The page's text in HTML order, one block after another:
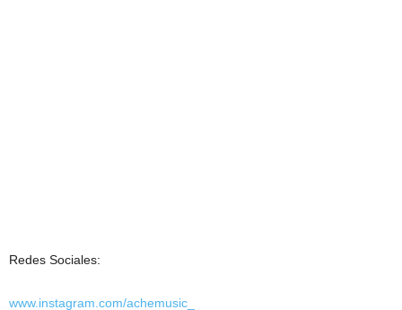
Redes Sociales:
www.instagram.com/achemusic_